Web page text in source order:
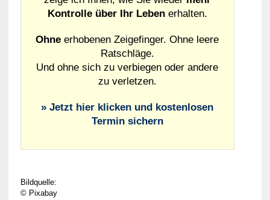
Kontrolle über Ihr Lebenerhalten.
Ohne erhobenen Zeigefinger. Ohne leere
Ratschläge.
Und ohne sich zu verbiegen oder andere
zu verletzen.
» Jetzt hier klicken und kostenlosen
Termin sichern
Bildquelle:
© Pixabay